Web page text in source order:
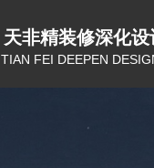
TIAN FEI DEEPEN
天非精装修深化设